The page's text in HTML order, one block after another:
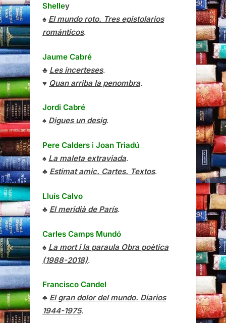
Shelley
♠ El mundo roto. Tres epistolarios
románticos.
Jaume Cabré
♣ Les incerteses.
♥ Quan arriba la penombra.
Jordi Cabré
♠ Digues un desig.
Pere Calders i Joan Triadú
♠ La maleta extraviada.
♣ Estimat amic. Cartes. Textos.
Lluís Calvo
♣ El meridià de París.
Carles Camps Mundó
♠ La mort i la paraula Obra poètica
(1988-2018).
Francisco Candel
♣ El gran dolor del mundo. Diarios
1944-1975.